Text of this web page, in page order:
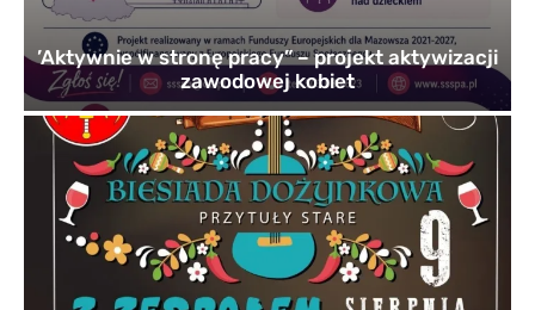
’Aktywnie w stronę pracy” – projekt aktywizacji
zawodowej kobiet